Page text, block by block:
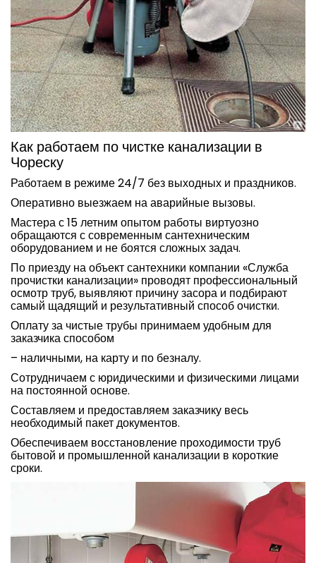
Как работаем по чистке канализации в
Чореску
Работаем в режиме 24/7 без выходных и праздников.
Оперативно выезжаем на аварийные вызовы.
Мастера с 15 летним опытом работы виртуозно
обращаются с современным сантехническим
оборудованием и не боятся сложных задач.
По приезду на объект сантехники компании «Служба
прочистки канализации» проводят профессиональный
осмотр труб, выявляют причину засора и подбирают
самый щадящий и результативный способ очистки.
Оплату за чистые трубы принимаем удобным для
заказчика способом
– наличными, на карту и по безналу.
Сотрудничаем с юридическими и физическими лицами
на постоянной основе.
Составляем и предоставляем заказчику весь
необходимый пакет документов.
Обеспечиваем восстановление проходимости труб
бытовой и промышленной канализации в короткие
сроки.